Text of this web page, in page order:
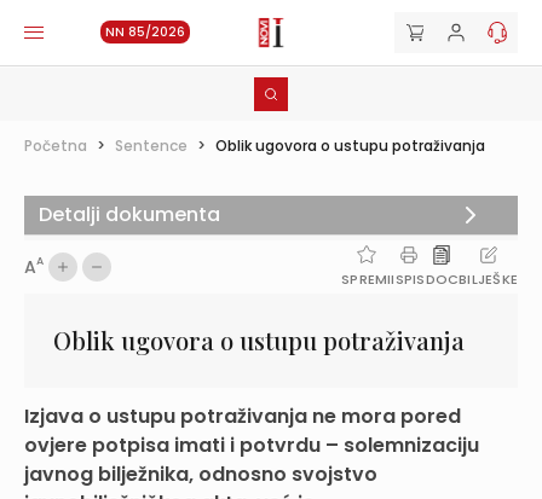
NN 85/2026
Početna > Sentence > Oblik ugovora o ustupu potraživanja
AA
SPREMIISPISDOCBILJEŠKE
Oblik ugovora o ustupu potraživanja
Izjava o ustupu potraživanja ne mora pored
ovjere potpisa imati i potvrdu – solemnizaciju
javnog bilježnika, odnosno svojstvo
Detalji dokumenta